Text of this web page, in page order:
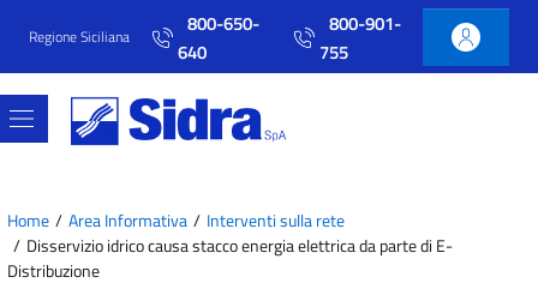
Vai al contenuto principale
Vai al menu principale
Regione Siciliana
800-650-
640
800-901-
755
Home Area Informativa
Interventi sulla rete
Disservizio idrico causa stacco energia elettrica da parte di E-
Distribuzione